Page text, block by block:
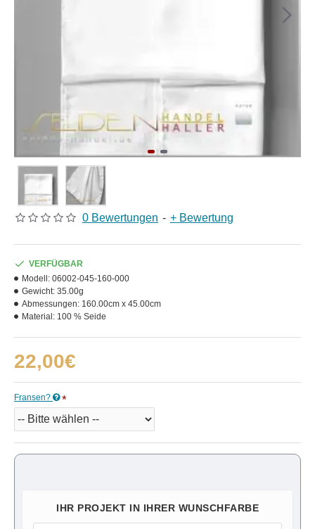
0 Bewertungen - + Bewertung
22,00€
VERFÜGBAR
Modell: 06002-045-160-000
Gewicht: 35.00g
Abmessungen: 160.00cm x 45.00cm
Material: 100 % Seide
Fransen?
IHR PROJEKT IN IHRER WUNSCHFARBE